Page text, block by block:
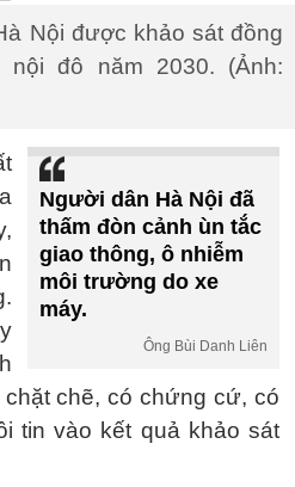
Nội được khảo sát đồng
đô năm 2030. (Ảnh:
Người dân Hà Nội đã
thấm đòn cảnh ùn tắc
giao thông, ô nhiễm
môi trường do xe
máy.
Ông Bùi Danh Liên
chẽ, có chứng cứ, có
tin vào kết quả khảo sát